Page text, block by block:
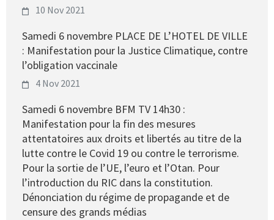
10 Nov 2021
Samedi 6 novembre PLACE DE L’HOTEL DE VILLE
: Manifestation pour la Justice Climatique, contre
l’obligation vaccinale
4 Nov 2021
Samedi 6 novembre BFM TV 14h30 :
Manifestation pour la fin des mesures
attentatoires aux droits et libertés au titre de la
lutte contre le Covid 19 ou contre le terrorisme.
Pour la sortie de l’UE, l’euro et l’Otan. Pour
l’introduction du RIC dans la constitution.
Dénonciation du régime de propagande et de
censure des grands médias